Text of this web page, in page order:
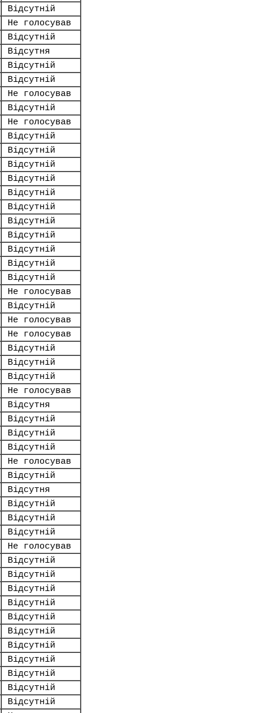
Відсутній
Не голосував
Відсутній
Відсутня
Відсутній
Відсутній
Не голосував
Відсутній
Не голосував
Відсутній
Відсутній
Відсутній
Відсутній
Відсутній
Відсутній
Відсутній
Відсутній
Відсутній
Відсутній
Відсутній
Не голосував
Відсутній
Не голосував
Не голосував
Відсутній
Відсутній
Відсутній
Не голосував
Відсутня
Відсутній
Відсутній
Відсутній
Не голосував
Відсутній
Відсутня
Відсутній
Відсутній
Відсутній
Не голосував
Відсутній
Відсутній
Відсутній
Відсутній
Відсутній
Відсутній
Відсутній
Відсутній
Відсутній
Відсутній
Відсутній